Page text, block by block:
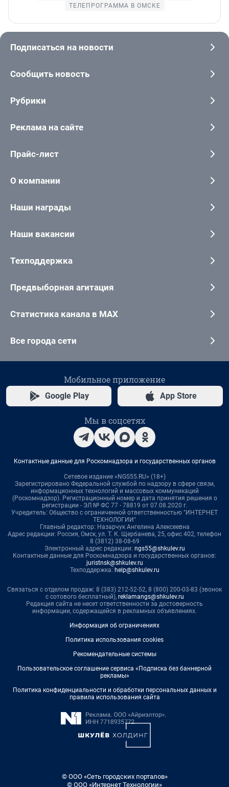
ТЕЛЕПРОГРАММА В ОМСКЕ
Подписаться на новости
Сообщить новость
Рубрики
Реклама на сайте
Прайс-лист
О компании
Наши награды
Наши вакансии
Техподдержка
Предвыборная агитация
Статистика канала в MAX
Все города сети
Мобильное приложение
Google Play App Store
Мы в соцсетях
Контактные данные для Роскомнадзора и государственных органов
Сетевое издание «NGS55.RU» (18+)
Зарегистрировано Федеральной службой по надзору в сфере связи,
информационных технологий и массовых коммуникаций
(Роскомнадзор). Регистрационный номер и дата принятия решения о
регистрации - ЭЛ № ФС 77 - 78819 от 07.08.2020 г.
Учредитель: Общество с ограниченной ответственностью "ИНТЕРНЕТ
ТЕХНОЛОГИИ"
Главный редактор: Назарчук Ангелина Алексеевна
Адрес редакции: Россия, Омск, ул. Т. К. Щербанева, 25, офис 402, телефон
8 (3812) 38-08-69
Электронный адрес редакции: ngs55@shkulev.ru
Контактные данные для Роскомнадзора и государственных органов:
juristnsk@shkulev.ru
Техподдержка: help@shkulev.ru
Связаться с отделом продаж: 8 (383) 212-52-52, 8 (800) 200-03-83 (звонок
с сотового бесплатный), reklamangs@shkulev.ru
Редакция сайта не несет ответственности за достоверность
информации, содержащейся в рекламных объявлениях.
Информация об ограничениях
Политика использования cookies
Рекомендательные системы
Пользовательское соглашение сервиса «Подписка без баннерной
рекламы»
Политика конфиденциальности и обработки персональных данных и
правила использования сайта
© ООО «Сеть городских порталов»
© ООО «Интернет Технологии»